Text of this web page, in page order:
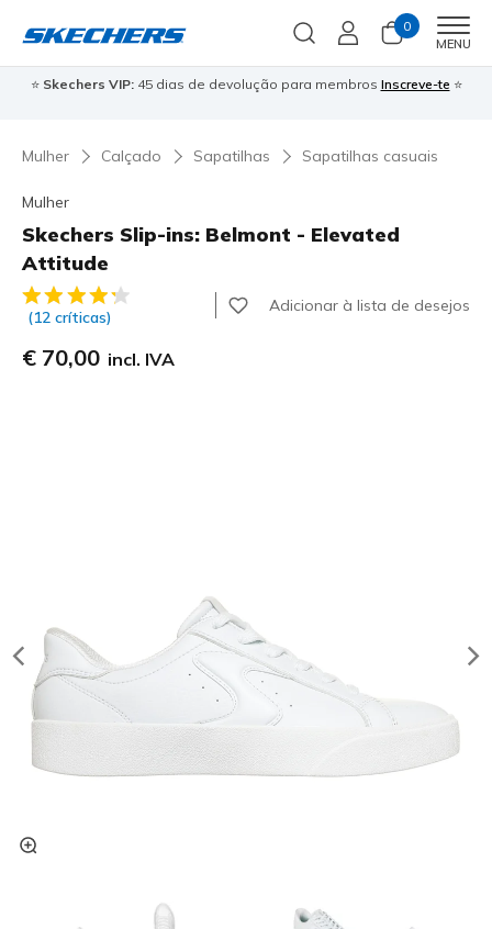
0
MENU
⭐ Skechers VIP:45 dias de devolução para membros Inscreve-te ⭐
Mulher Calçado Sapatilhas Sapatilhas casuais
Mulher
Skechers Slip-ins: Belmont - Elevated
Attitude
3$9 de 5 – Classificação do cliente
(12 críticas)
Adicionar à lista de desejos
€ 70,00 incl. IVA